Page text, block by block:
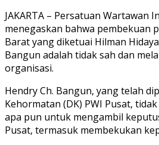
JAKARTA – Persatuan Wartawan
menegaskan bahwa pembekuan
Barat yang diketuai Hilman
Bangun adalah tidak sah dan
organisasi.
Hendry Ch. Bangun, yang telah
Kehormatan (DK) PWI Pusat,
apa pun untuk mengambil
Pusat, termasuk membekukan